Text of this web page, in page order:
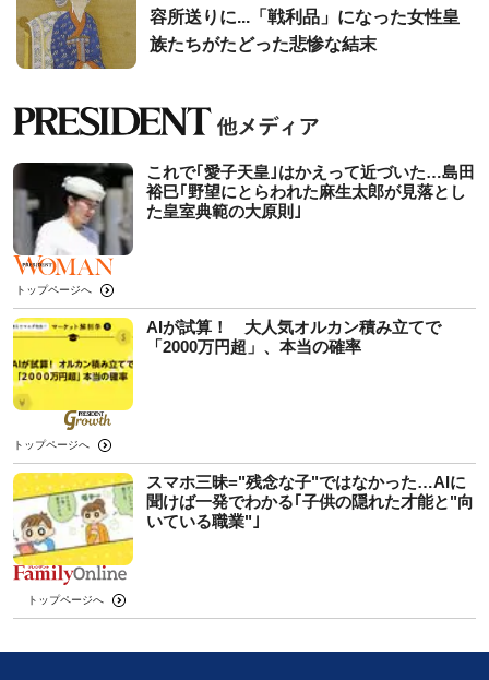
容所送りに...「戦利品」になった女性皇
族たちがたどった悲惨な結末
これで｢愛子天皇｣はかえって近づいた…島田
裕巳｢野望にとらわれた麻生太郎が見落とし
た皇室典範の大原則｣
トップページへ
AIが試算！ 大人気オルカン積み立てで
「2000万円超」、本当の確率
トップページへ
スマホ三昧="残念な子"ではなかった…AIに
聞けば一発でわかる｢子供の隠れた才能と"向
いている職業"｣
トップページへ